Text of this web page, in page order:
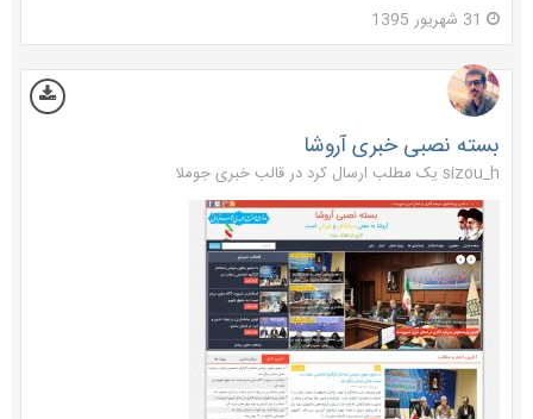
31 شهریور 1395
بسته نصبی خبری آروشا
sizou_h یک مطلب ارسال کرد در قالب خبری جوملا